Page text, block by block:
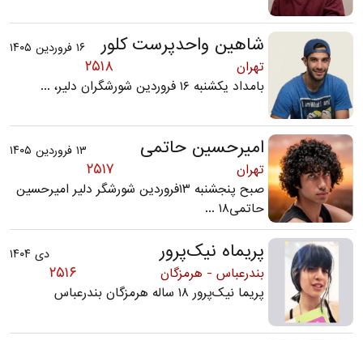
۱۶ فروردین ۱۴۰۵ شاهین واحدپرست کلور
۲۵۱۸
تهران
بامداد یکشنبه ۱۶ فروردین شورشگران دلیر، ...
۱۳ فروردین ۱۴۰۵ امیرحسین حاتمی
۲۵۱۷
تهران
صبح پنجشنبه ۱۳فروردین شورشگر دلیر امیرحسین
حاتمی۱۸ ...
دی ۱۴۰۴ پریماه نیک‌پرور
۲۵۱۶
بندرعباس - هرمزگان
پریما نیک‌پرور ۱۸ ساله هرمزگان بندرعباس